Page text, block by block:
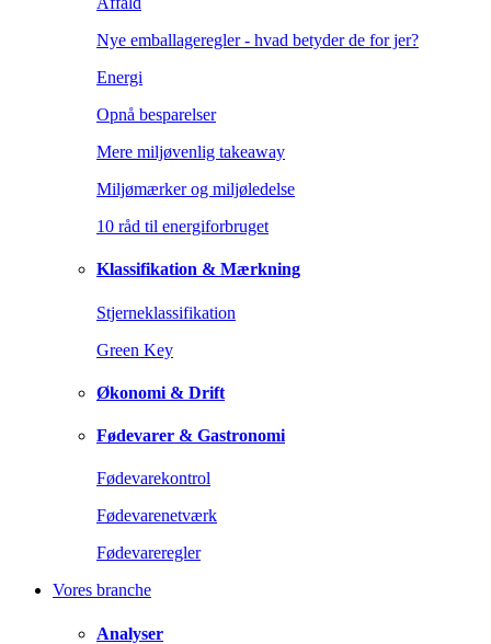
Nye emballageregler - hvad betyder de for jer?
Energi
Opnå besparelser
Mere miljøvenlig takeaway
Miljømærker og miljøledelse
10 råd til energiforbruget
Klassifikation & Mærkning
Stjerneklassifikation
Green Key
Økonomi & Drift
Fødevarer & Gastronomi
Fødevarekontrol
Fødevarenetværk
Fødevareregler
Vores branche
Analyser